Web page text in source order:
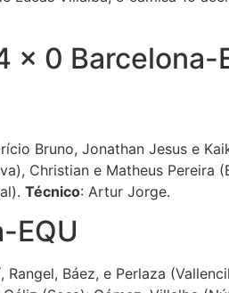
x 0 Barcelona-
Bruno, Jonathan Jesus e
Christian e Matheus Pereira
Técnico: Artur Jorge.
EQU
Rangel, Báez, e Perlaza